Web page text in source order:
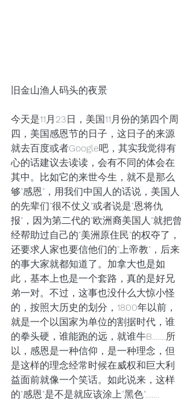
旧金山渔人码头的夜景
今天是11月23日，美国11月份的第四个周
四，美国感恩节的日子，这日子的来源
就去百度或者Google吧，其实我觉得有
心的话建议去读读，会有不同的体会在
其中。比如它的来世今生，就不是那么
够"感恩"，用我们中国人的话说，美国人
的先辈们"很不仗义"或者说是"恩将仇
报"，因为第二代的"欧洲裔美国人"就把曾
经帮助过自己的"美洲原住民"的权夺了，
还要求人家也要信他们的"上帝教"，后来
的事大家就都知道了。加拿大也是如
此，基本上也是一个套路，真的是好兄
弟一对。不过，这事也没什么大惊小怪
的，按照大历史的划分，1800年以前，
就是一个以国家为单位的割据时代，谁
的拳头硬，谁能跑的远，就谁牛B…….所
以，感恩是一种信仰，是一种理念，但
是这样的理念经常时候在威权和巨大利
益面前就像一个笑话。如此说来，这样
的"感恩"是不是就应该涂上"黑色"…….